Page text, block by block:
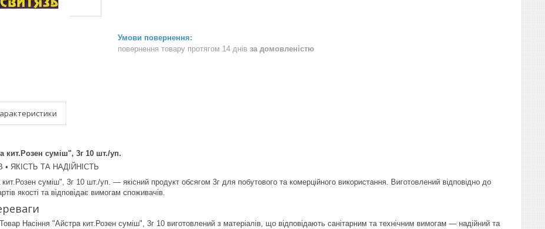
повернення товару протягом 14 днів за домовленістю
кит.Розен суміш", 3г 10 шт./уп.
• ЯКІСТЬ ТА НАДІЙНІСТЬ
кит.Розен суміш", 3г 10 шт./уп. — якісний продукт обсягом 3г для побутового та комерційного використання. Виготовлений відповідно до
якості та відповідає вимогам споживачів.
Товар Насіння "Айстра кит.Розен суміш", 3г 10 виготовлений з матеріалів, що відповідають санітарним та технічним вимогам — надійний та